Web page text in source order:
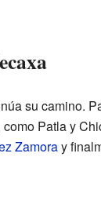
su camino.
Patla y
Zamoray